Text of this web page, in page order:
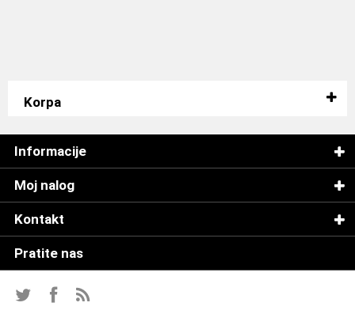
Korpa
Informacije
Moj nalog
Kontakt
Pratite nas